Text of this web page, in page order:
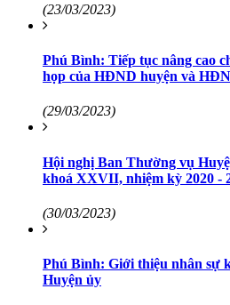
(23/03/2023)
Phú Bình: Tiếp tục nâng cao
họp của HĐND huyện và
(29/03/2023)
Hội nghị Ban Thường vụ
khoá XXVII, nhiệm kỳ 2020 -
(30/03/2023)
Phú Bình: Giới thiệu nhân sự
Huyện ủy